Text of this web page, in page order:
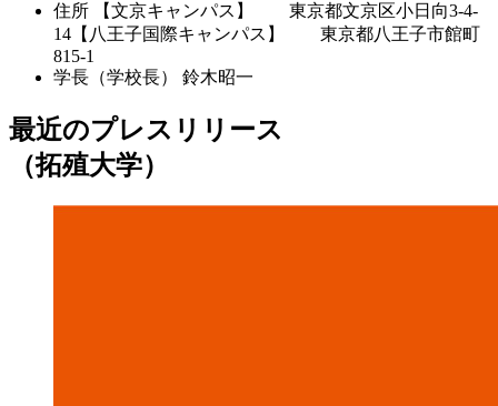
住所
【文京キャンパス】 東京都文京区小日向3-4-
14【八王子国際キャンパス】 東京都八王子市館町
815-1
学長（学校長）
鈴木昭一
最近のプレスリリース
（拓殖大学）